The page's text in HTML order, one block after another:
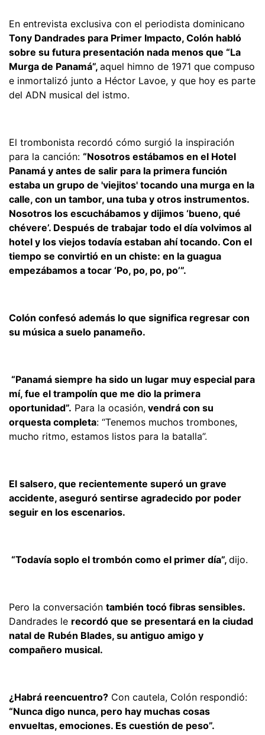
En entrevista exclusiva con el periodista dominicano
Tony Dandrades para Primer Impacto, Colón habló
sobre su futura presentación nada menos que “La
Murga de Panamá”, aquel himno de 1971 que compuso
e inmortalizó junto a Héctor Lavoe, y que hoy es parte
del ADN musical del istmo.
El trombonista recordó cómo surgió la inspiración
para la canción: “Nosotros estábamos en el Hotel
Panamá y antes de salir para la primera función
estaba un grupo de 'viejitos' tocando una murga en la
calle, con un tambor, una tuba y otros instrumentos.
Nosotros los escuchábamos y dijimos ‘bueno, qué
chévere’. Después de trabajar todo el día volvimos al
hotel y los viejos todavía estaban ahí tocando. Con el
tiempo se convirtió en un chiste: en la guagua
empezábamos a tocar ‘Po, po, po, po’”.
Colón confesó además lo que significa regresar con
su música a suelo panameño.
“Panamá siempre ha sido un lugar muy especial para
mí, fue el trampolín que me dio la primera
oportunidad”. Para la ocasión, vendrá con su
orquesta completa: “Tenemos muchos trombones,
mucho ritmo, estamos listos para la batalla”.
El salsero, que recientemente superó un grave
accidente, aseguró sentirse agradecido por poder
seguir en los escenarios.
“Todavía soplo el trombón como el primer día”, dijo.
Pero la conversación también tocó fibras sensibles.
Dandrades le recordó que se presentará en la ciudad
natal de Rubén Blades, su antiguo amigo y
compañero musical.
¿Habrá reencuentro? Con cautela, Colón respondió:
“Nunca digo nunca, pero hay muchas cosas
envueltas, emociones. Es cuestión de peso”.